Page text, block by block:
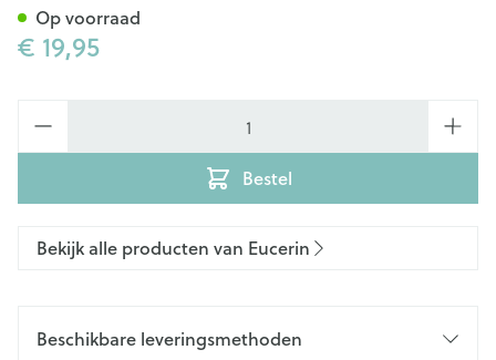
€ 19,95
Bestel
Op voorraad
Bekijk alle producten van Eucerin
Beschikbare leveringsmethoden